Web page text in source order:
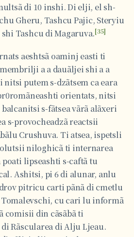
di 10 inshi. Di elji, el sh-
Gheru, Tashcu Pajic, Steryiu
Tashcu di Magaruva.[35]
aeshtsã oaminj easti ti
a a dauãljei shi a a
putem s-dzãtsem ca eara
orientats, nitsi
s-fãtsea vãrã alãxeri
s-provocheadzã reactsii
Crushuva. Ti atsea, ispetsli
niloghicã ti internarea
lipseashti s-caftã tu
Ashitsi, pi 6 di alunar, anlu
pitricu carti pãnã di cmetlu
cu cari lu informã
comisii din cãsãbã ti
Rãscularea di Alju Ljeau.